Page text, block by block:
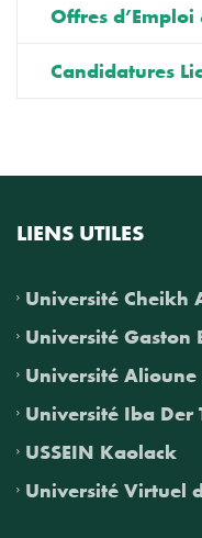
Offres d’Emploi
Candidatures
LIENS UTILES
Université Cheikh
Université Gaston
Université
Université Iba Der
USSEIN Kaolack
Université Virtuel